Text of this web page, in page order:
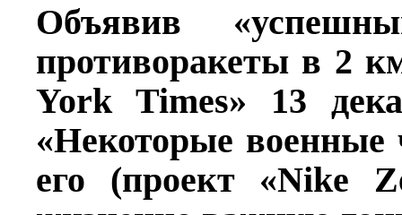
Объявив
противоракеты в 2
York Times» 13
«Некоторые военные
его (проект «Nike